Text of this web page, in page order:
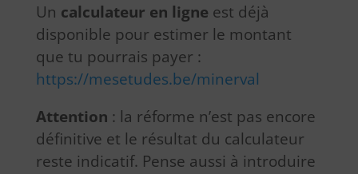
Un calculateur en ligne est déjà
disponible pour estimer le montant
que tu pourrais payer :
https://mesetudes.be/minerval
Attention : la réforme n’est pas encore
définitive et le résultat du calculateur
reste indicatif. Pense aussi à introduire